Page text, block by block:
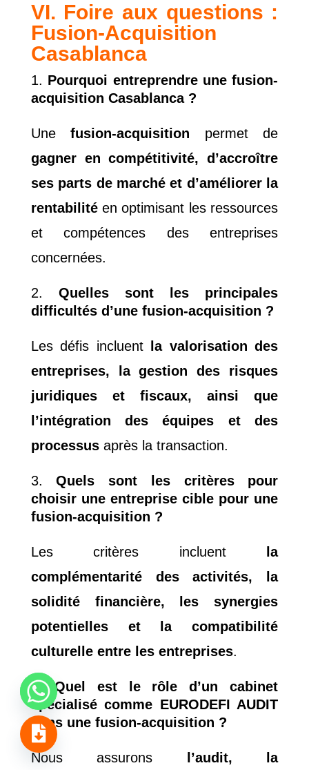
VI. Foire aux questions :
Fusion-Acquisition
Casablanca
Pourquoi entreprendre une fusion-
acquisition Casablanca ?
Unefusion-acquisition permet de
gagner en compétitivité, d’accroître
ses parts de marché et d’améliorer la
rentabilitéen optimisant les ressources
et compétences des entreprises
concernées.
Quelles sont les principales
difficultés d’une fusion-acquisition ?
Les défis incluent
la valorisation des
entreprises, la gestion des risques
juridiques et fiscaux, ainsi que
l’intégration des équipes et des
processusaprès la transaction.
Quels sont les critères pour
choisir une entreprise cible pour une
fusion-acquisition ?
Les critères incluent
la
complémentarité des activités, la
solidité financière, les synergies
potentielles et la compatibilité
culturelle entre les entreprises.
Quel est le rôle d’un cabinet
spécialisé comme EURODEFI AUDIT
dans une fusion-acquisition ?
Nous assurons l’audit, la
© 2000 - 2023 | EURODEFI AUDIT … Le parfait allié de
votre croissance | Tous droits réservés